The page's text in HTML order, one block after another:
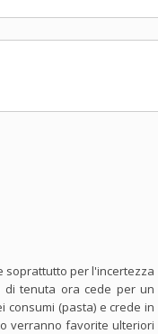
soprattutto per l'incertezza
di tenuta ora cede per un
consumi (pasta) e crede in
verranno favorite ulteriori